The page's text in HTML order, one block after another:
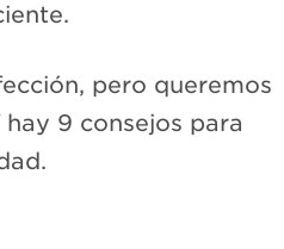
pero queremos
9 consejos para